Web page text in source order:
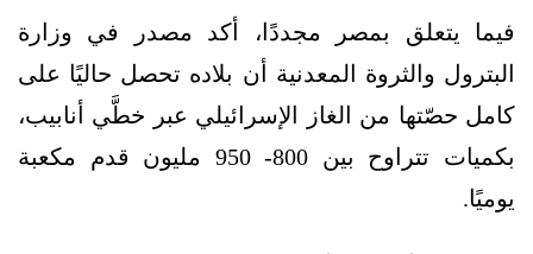
فيما يتعلق بمصر مجددًا، أكد مصدر في وزارة
البترول والثروة المعدنية أن بلاده تحصل حاليًا على
كامل حصّتها من الغاز الإسرائيلي عبر خطَّي أنابيب،
بكميات تتراوح بين 800- 950 مليون قدم مكعبة
يوميًا.